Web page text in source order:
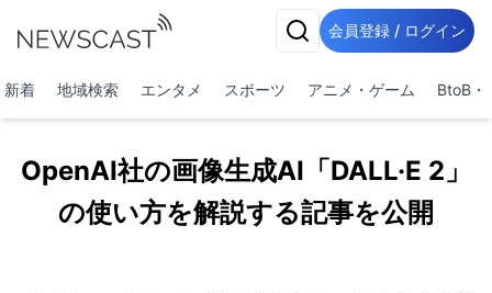
会員登録 / ログイン
新着 地域検索 エンタメ スポーツ アニメ・ゲーム BtoB・
OpenAI社の画像生成AI「DALL·E 2」
の使い方を解説する記事を公開